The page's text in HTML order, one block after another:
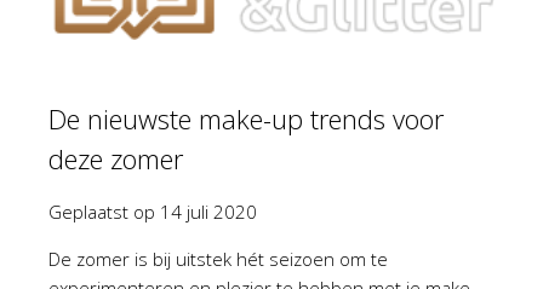
De nieuwste make-up trends voor
deze zomer
Geplaatst op 14 juli 2020
De zomer is bij uitstek hét seizoen om te